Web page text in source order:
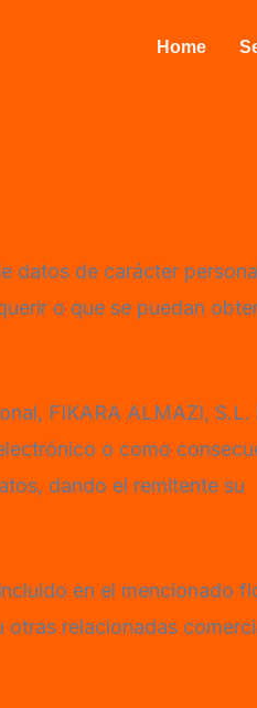
Home
datos de carácter
o que se puedan
FIKARA ALMAZI, S.L.
o como
dando el remitente su
en el mencionado
relacionadas